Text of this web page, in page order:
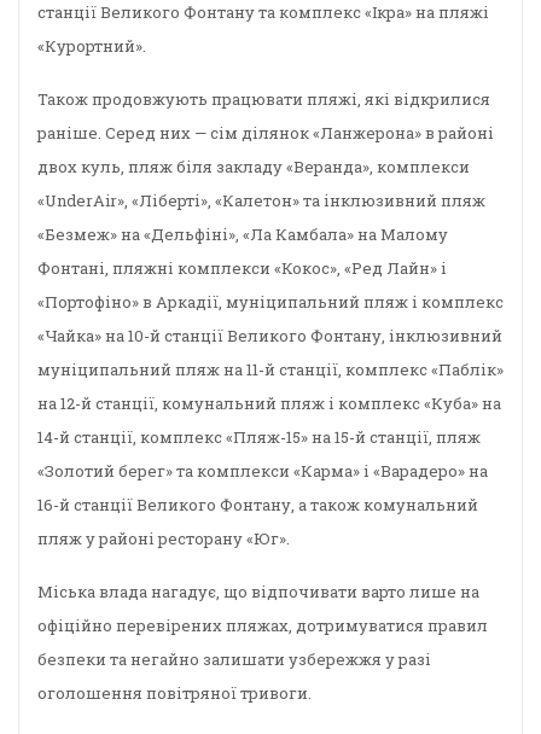
станції Великого Фонтану та комплекс «Ікра» на пляжі
«Курортний».
Також продовжують працювати пляжі, які відкрилися
раніше. Серед них — сім ділянок «Ланжерона» в районі
двох куль, пляж біля закладу «Веранда», комплекси
«UnderAir», «Ліберті», «Калетон» та інклюзивний пляж
«Безмеж» на «Дельфіні», «Ла Камбала» на Малому
Фонтані, пляжні комплекси «Кокос», «Ред Лайн» і
«Портофіно» в Аркадії, муніципальний пляж і комплекс
«Чайка» на 10-й станції Великого Фонтану, інклюзивний
муніципальний пляж на 11-й станції, комплекс «Паблік»
на 12-й станції, комунальний пляж і комплекс «Куба» на
14-й станції, комплекс «Пляж-15» на 15-й станції, пляж
«Золотий берег» та комплекси «Карма» і «Варадеро» на
16-й станції Великого Фонтану, а також комунальний
пляж у районі ресторану «Юг».
Міська влада нагадує, що відпочивати варто лише на
офіційно перевірених пляжах, дотримуватися правил
безпеки та негайно залишати узбережжя у разі
оголошення повітряної тривоги.